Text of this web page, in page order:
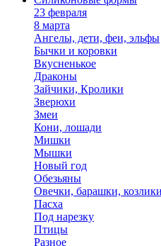
23 февраля
8 марта
Ангелы, дети, феи, эльфы
Бычки и коровки
Вкусненькое
Драконы
Зайчики, Кролики
Зверюхи
Змеи
Кони, лошади
Мишки
Мышки
Новый год
Обезьяны
Овечки, барашки, козлики
Пасха
Под нарезку
Птицы
Разное